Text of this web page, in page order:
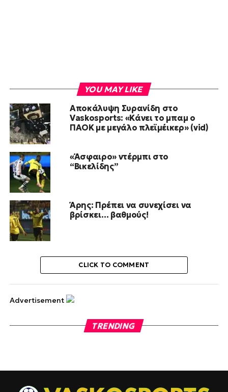
YOU MAY LIKE
Αποκάλυψη Συρανίδη στο
Vaskosports: «Κάνει το μπαμ ο
ΠΑΟΚ με μεγάλο πλεϊμέικερ» (vid)
«Άσφαιρο» ντέρμπι στο
“Βικελίδης”
Άρης: Πρέπει να συνεχίσει να
βρίσκει… βαθμούς!
CLICK TO COMMENT
Advertisement
TRENDING